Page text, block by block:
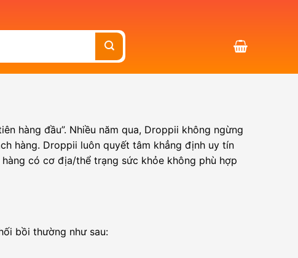
hàng đầu”. Nhiều năm qua, Droppii không ngừng
hàng. Droppii luôn quyết tâm khẳng định uy tín
có cơ địa/thể trạng sức khỏe không phù hợp
bồi thường như sau: